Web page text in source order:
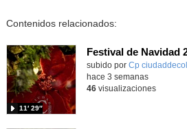
Contenidos relacionados:
subido por Cp
11′ 29″
hace 3 semanas
46visualizaciones